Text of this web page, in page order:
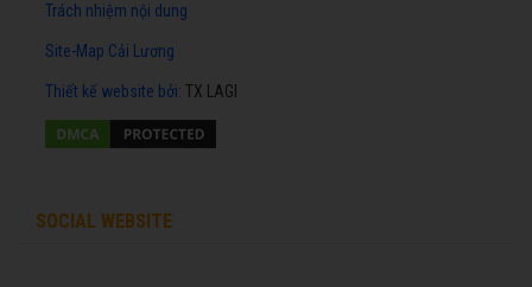
Trách nhiệm nội dung
Site-Map Cải Lương
Thiết kế website bởi: TX LAGI
SOCIAL WEBSITE